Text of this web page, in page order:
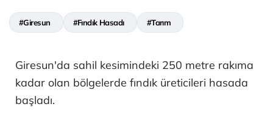
#Giresun #Fındık Hasadı #Tarım
Giresun'da sahil kesimindeki 250 metre rakıma
kadar olan bölgelerde fındık üreticileri hasada
başladı.